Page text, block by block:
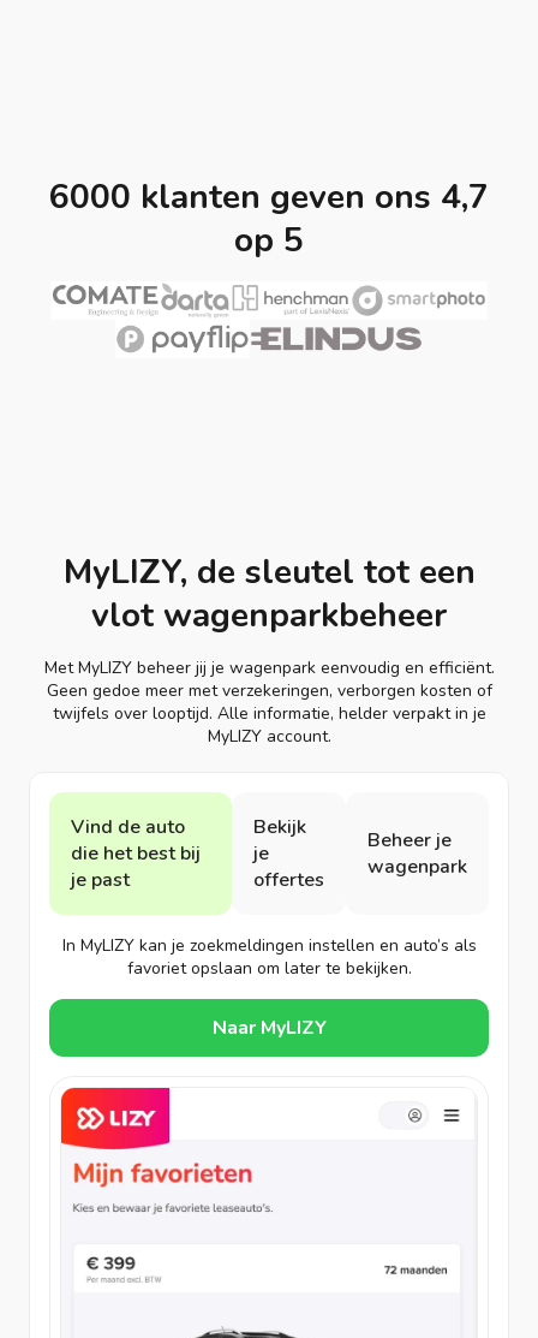
6000 klanten geven ons 4,7
op 5
MyLIZY, de sleutel tot een
vlot wagenparkbeheer
Met MyLIZY beheer jij je wagenpark eenvoudig en efficiënt.
Geen gedoe meer met verzekeringen, verborgen kosten of
twijfels over looptijd. Alle informatie, helder verpakt in je
MyLIZY account.
Vind de auto
die het best bij
je past
Bekijk
je
offertes
Beheer je
wagenpark
In MyLIZY kan je zoekmeldingen instellen en auto’s als
favoriet opslaan om later te bekijken.
Naar MyLIZY